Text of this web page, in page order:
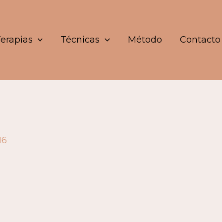
Técnicas Método Contacto